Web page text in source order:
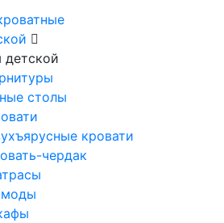
детской
столы
кровати
чердак